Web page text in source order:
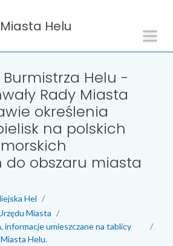
Helu
Burmistrza Helu -
Rady Miasta
określenia
na polskich
do obszaru miasta
Hel
Miasta
informacje umieszczane na tablicy
Helu.